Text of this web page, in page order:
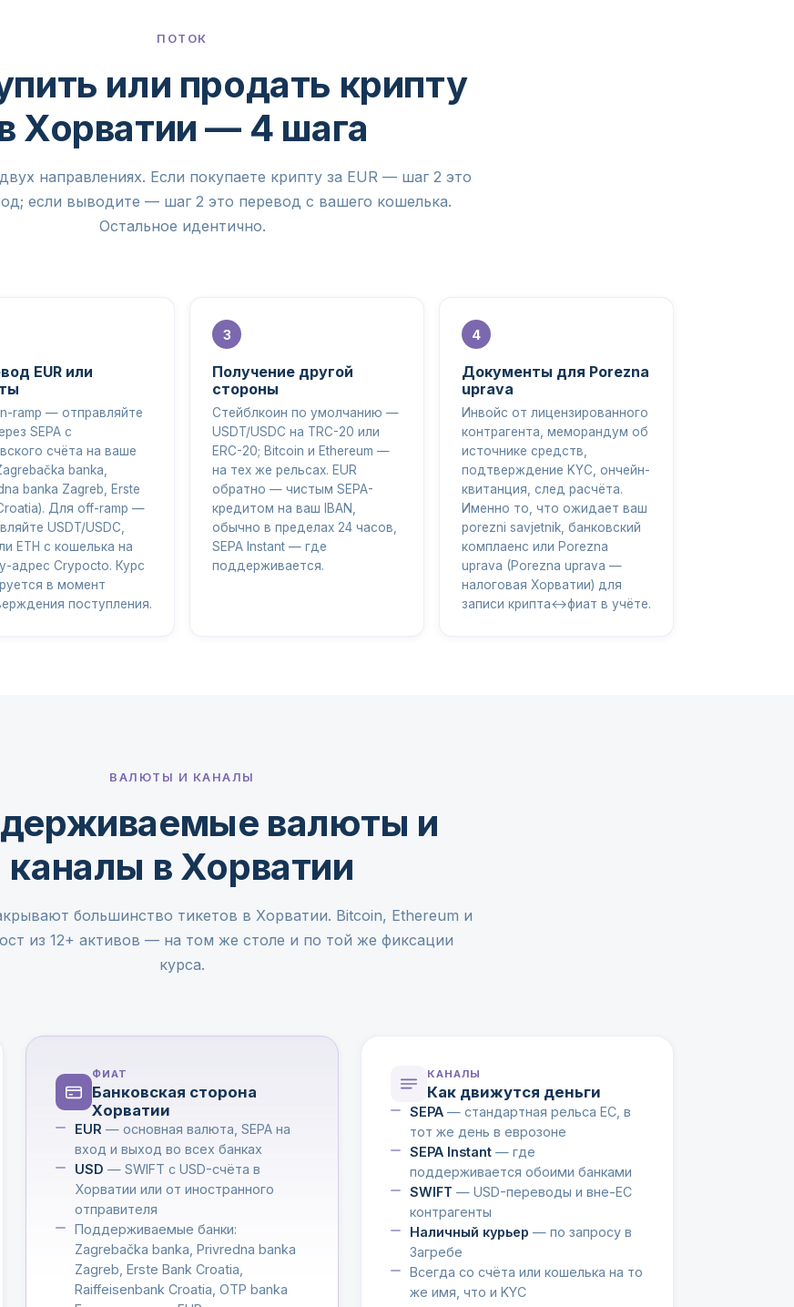
ПОТОК
или продать крипту
Хорватии — 4 шага
направлениях. Если покупаете крипту за EUR — шаг 2 это
если выводите — шаг 2 это перевод с вашего кошелька.
Остальное идентично.
EUR или
ramp — отправляйте
SEPA с
счёта на ваше
banka,
banka Zagreb, Erste
Для off-ramp —
USDT/USDC,
ETH с кошелька на
адрес Crypocto. Курс
в момент
поступления.
Получение другой
стороны
Стейблкоин по умолчанию —
USDT/USDC на TRC-20 или
ERC-20; Bitcoin и Ethereum —
на тех же рельсах. EUR
обратно — чистым SEPA-
кредитом на ваш IBAN,
обычно в пределах 24 часов,
SEPA Instant — где
поддерживается.
Документы для Porezna
uprava
Инвойс от лицензированного
контрагента, меморандум об
источнике средств,
подтверждение KYC, ончейн-
квитанция, след расчёта.
Именно то, что ожидает ваш
porezni savjetnik, банковский
комплаенс или Porezna
uprava (Porezna uprava —
налоговая Хорватии) для
записи крипта↔фиат в учёте.
ВАЛЮТЫ И КАНАЛЫ
валюты и
каналы в Хорватии
большинство тикетов в Хорватии. Bitcoin, Ethereum и
из 12+ активов — на том же столе и по той же фиксации
курса.
ФИАТ
Банковская сторона
Хорватии
EUR — основная валюта, SEPA на
вход и выход во всех банках
USD — SWIFT с USD-счёта в
Хорватии или от иностранного
отправителя
Поддерживаемые банки:
Zagrebačka banka, Privredna banka
Zagreb, Erste Bank Croatia,
Raiffeisenbank Croatia, OTP banka
КАНАЛЫ
Как движутся деньги
SEPA— стандартная рельса ЕС, в
тот же день в еврозоне
SEPA Instant— где
поддерживается обоими банками
SWIFT — USD-переводы и вне-ЕС
контрагенты
Наличный курьер — по запросу в
Загребе
Всегда со счёта или кошелька на то
же имя, что и KYC